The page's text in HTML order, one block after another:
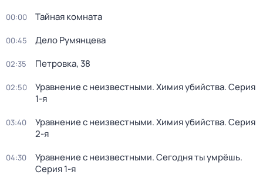
00:00 Тайная комната
00:45 Дело Румянцева
02:35 Петровка, 38
02:50 Уравнение с неизвестными. Химия убийства. Серия
1-я
03:40 Уравнение с неизвестными. Химия убийства. Серия
2-я
04:30 Уравнение с неизвестными. Сегодня ты умрёшь.
Серия 1-я